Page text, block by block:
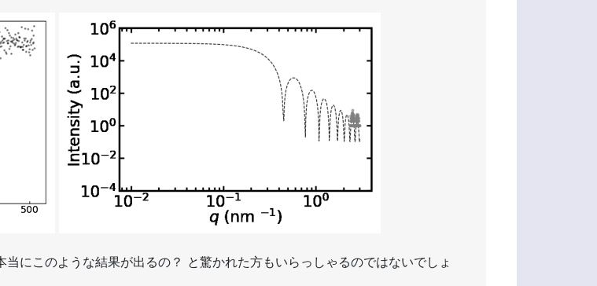
にこのような結果が出るの？ と驚かれた方もいらっしゃるのではないでしょ